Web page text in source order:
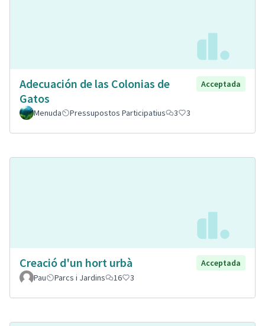
Adecuación de las Colonias de
Gatos
Acceptada
Menuda Pressupostos Participatius 3 3
Creació d'un hort urbà
Acceptada
Pau
Parcs i Jardins 16 3